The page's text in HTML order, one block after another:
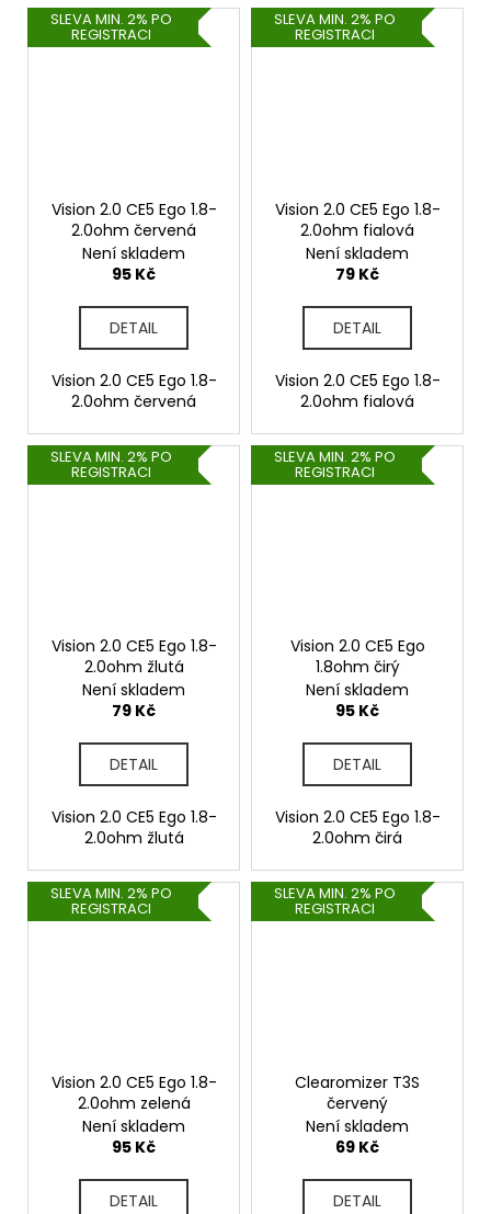
SLEVA MIN. 2% PO
REGISTRACI
Vision 2.0 CE5 Ego 1.8-
2.0ohm červená
Není skladem
95 Kč
DETAIL
Vision 2.0 CE5 Ego 1.8-
2.0ohm červená
SLEVA MIN. 2% PO
REGISTRACI
Vision 2.0 CE5 Ego 1.8-
2.0ohm fialová
Není skladem
79 Kč
DETAIL
Vision 2.0 CE5 Ego 1.8-
2.0ohm fialová
SLEVA MIN. 2% PO
REGISTRACI
Vision 2.0 CE5 Ego 1.8-
2.0ohm žlutá
Není skladem
79 Kč
DETAIL
Vision 2.0 CE5 Ego 1.8-
2.0ohm žlutá
SLEVA MIN. 2% PO
REGISTRACI
Vision 2.0 CE5 Ego
1.8ohm čirý
Není skladem
95 Kč
DETAIL
Vision 2.0 CE5 Ego 1.8-
2.0ohm čirá
SLEVA MIN. 2% PO
REGISTRACI
Vision 2.0 CE5 Ego 1.8-
2.0ohm zelená
Není skladem
95 Kč
DETAIL
SLEVA MIN. 2% PO
REGISTRACI
Clearomizer T3S
červený
Není skladem
69 Kč
DETAIL